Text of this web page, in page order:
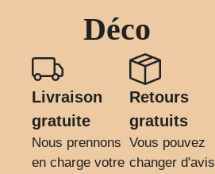
Déco
Livraison
gratuite
Nous prennons
en charge votre
Retours
gratuits
Vous pouvez
changer d'avis